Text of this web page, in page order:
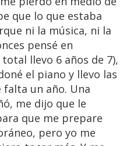
que lo que estaba
ni la música, ni la
pensé en
llevo 6 años de 7),
el piano y llevo las
falta un año. Una
me dijo que le
que me prepare
pero yo me